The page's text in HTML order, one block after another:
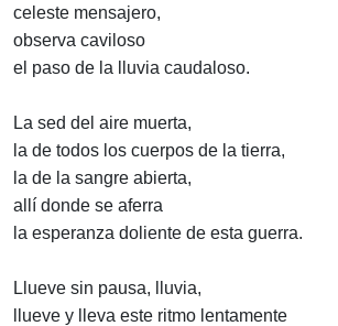
celeste mensajero,
observa caviloso
el paso de la lluvia caudaloso.
La sed del aire muerta,
la de todos los cuerpos de la tierra,
la de la sangre abierta,
allí donde se aferra
la esperanza doliente de esta guerra.
Llueve sin pausa, lluvia,
llueve y lleva este ritmo lentamente